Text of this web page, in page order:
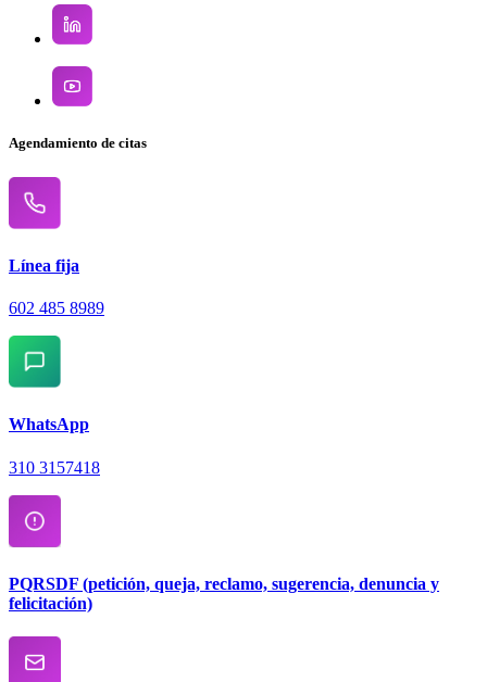
Agendamiento de citas
Línea fija
602 485 8989
WhatsApp
310 3157418
PQRSDF (petición, queja, reclamo, sugerencia, denuncia y
felicitación)